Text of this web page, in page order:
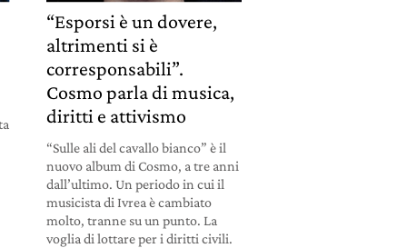
“Esporsi è un dovere,
altrimenti si è
corresponsabili”.
Cosmo parla di musica,
diritti e attivismo
“Sulle ali del cavallo bianco” è il
nuovo album di Cosmo, a tre anni
dall’ultimo. Un periodo in cui il
musicista di Ivrea è cambiato
molto, tranne su un punto. La
voglia di lottare per i diritti civili.